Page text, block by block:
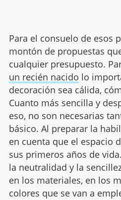
Para el consuelo de esos
montón de propuestas
cualquier presupuesto.
un recién nacido lo
decoración sea cálida,
Cuanto más sencilla y
eso, no son necesarias
básico. Al preparar la
en cuenta que el espacio
sus primeros años de
la neutralidad y la
en los materiales, en los
colores que se van a